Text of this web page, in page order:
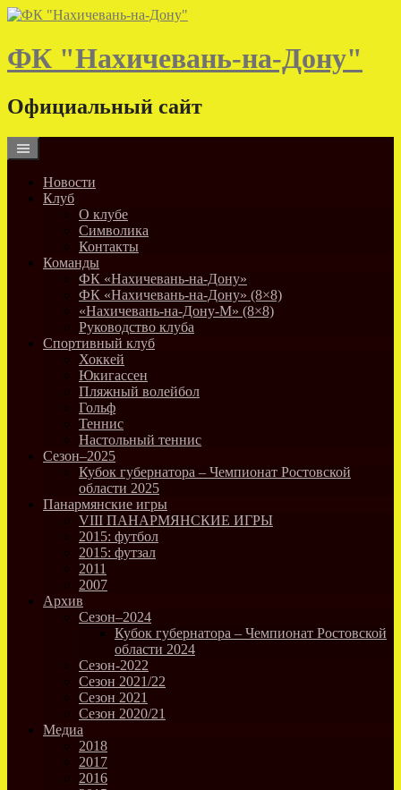
Skip
content
ФК "Нахичевань-на-Дону"
Официальный сайт
Новости
Клуб
О клубе
Символика
Контакты
Команды
ФК «Нахичевань-на-Дону»
ФК «Нахичевань-на-Дону» (8×8)
«Нахичевань-на-Дону-М» (8×8)
Руководство клуба
Спортивный клуб
Хоккей
Юкигассен
Пляжный волейбол
Гольф
Теннис
Настольный теннис
Сезон–2025
Кубок губернатора – Чемпионат Ростовской
области 2025
Панармянские игры
VIII ПАНАРМЯНСКИЕ ИГРЫ
2015: футбол
2015: футзал
2011
2007
Архив
Сезон–2024
Кубок губернатора – Чемпионат Ростовской
области 2024
Сезон-2022
Сезон 2021/22
Сезон 2021
Сезон 2020/21
Медиа
2018
2017
2016